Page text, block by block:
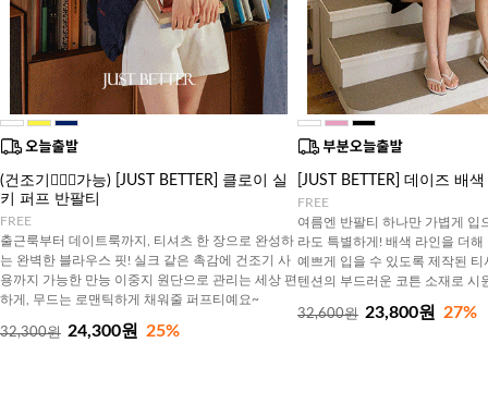
(건조기🙆🏻‍♀️가능) [JUST BETTER] 클로이 실
키 퍼프 반팔티
FREE
출근룩부터 데이트룩까지, 티셔츠 한 장으로 완성하
는 완벽한 블라우스 핏! 실크 같은 촉감에 건조기 사
용까지 가능한 만능 이중지 원단으로 관리는 세상 편
하게, 무드는 로맨틱하게 채워줄 퍼프티예요~
32,300원 24,300원 25%
[JUST BETTER] 데이즈 배
FREE
여름엔 반팔티 하나만 가볍게 입
라도 특별하게! 배색 라인을 더
예쁘게 입을 수 있도록 제작된
텐션의 부드러운 코튼 소재로 시
32,600원 23,800원 27%